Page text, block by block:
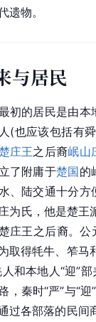
遗物。
与居民
初的居民是由本
(也应该包括有
庄王之后裔岷山
了附庸于楚国的
、陆交通十分方
为氏，他是楚王
庄王之后裔。公
取得牦牛、笮马
人和本地人“迎”
，秦时“严”与“
过各部落的民间